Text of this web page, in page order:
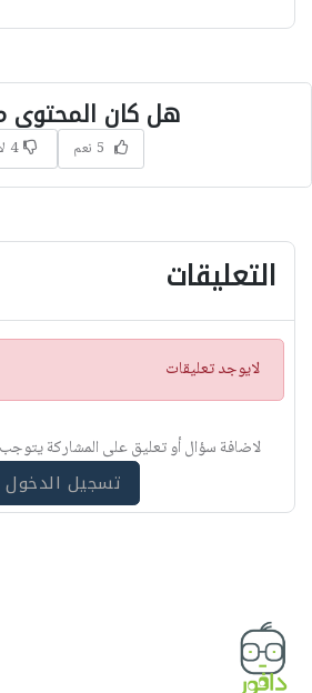
هل كان المحتوى
5 نعم 4 لا
التعليقات
ت
ن
ي
لايوجد تعليقات
لاضافة سؤال أو تعليق على المشاركة
تسجيل الدخول